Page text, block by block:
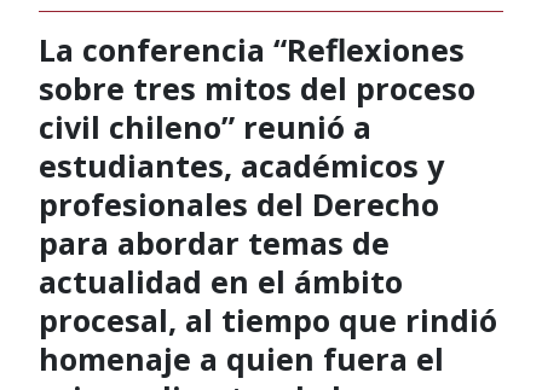
La conferencia “Reflexiones
sobre tres mitos del proceso
civil chileno” reunió a
estudiantes, académicos y
profesionales del Derecho
para abordar temas de
actualidad en el ámbito
procesal, al tiempo que rindió
homenaje a quien fuera el